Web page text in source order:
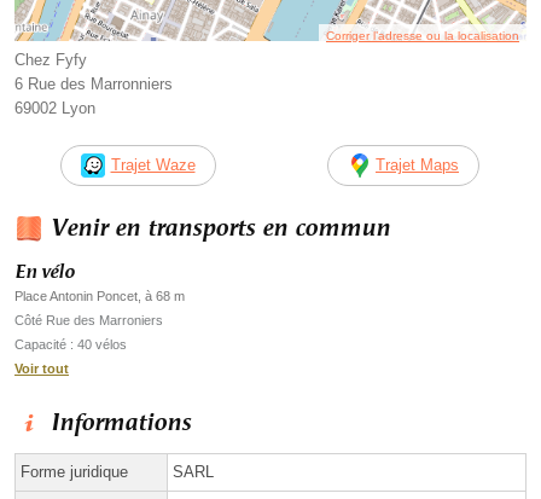
Corriger l’adresse ou la localisation
Chez Fyfy
6 Rue des Marronniers
69002 Lyon
Trajet Waze Trajet Maps
Venir en transports en commun
En vélo
Place Antonin Poncet, à 68 m
Côté Rue des Marroniers
Capacité : 40 vélos
Voir tout
Informations
Forme juridique SARL